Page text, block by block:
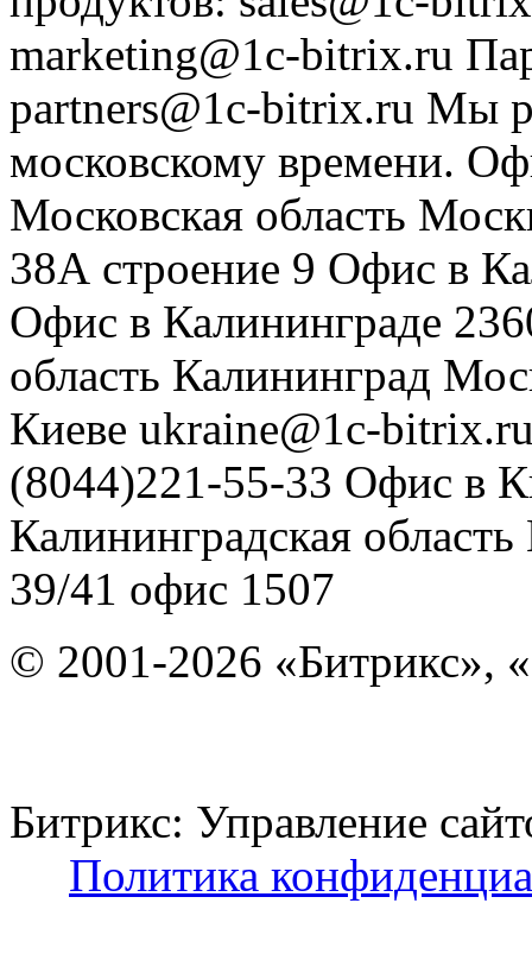
marketing@1c-bitrix.ru
partners@1c-bitrix.ru Мы
московскому времени.
Московская область
38А строение 9 Офис в
Офис в Калининграде
область Калининград
Киеве ukraine@1c-
(8044)221-55-33 Офис в
Калининградская область
39/41 офис 1507
© 2001-2026 «Битрикс»,
Битрикс: Управление
Политика